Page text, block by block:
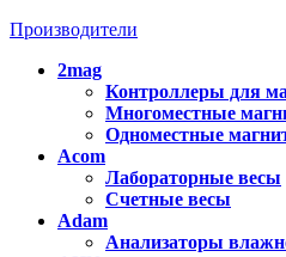
Производители
2mag
Контроллеры для
Многоместные
Одноместные
Acom
Лабораторные весы
Счетные весы
Adam
Анализаторы